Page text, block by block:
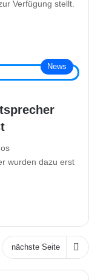
Verfügung stellt.
News
wurden dazu erst
nächste Seite